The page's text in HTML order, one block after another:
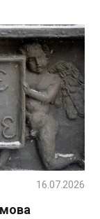
16.07.2026